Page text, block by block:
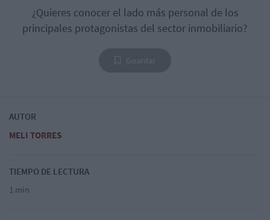
¿Quieres conocer el lado más personal de los
principales protagonistas del sector inmobiliario?
AUTOR
MELI TORRES
TIEMPO DE LECTURA
1 min